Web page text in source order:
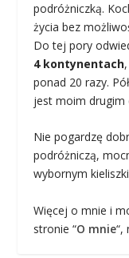
podróżniczką.
życia bez
Do tej pory
4 kontynentach
ponad 20 razy.
jest moim drugim
Nie pogardzę
podróżniczą,
wybornym
Więcej o mnie i
stronie “O mnie“,